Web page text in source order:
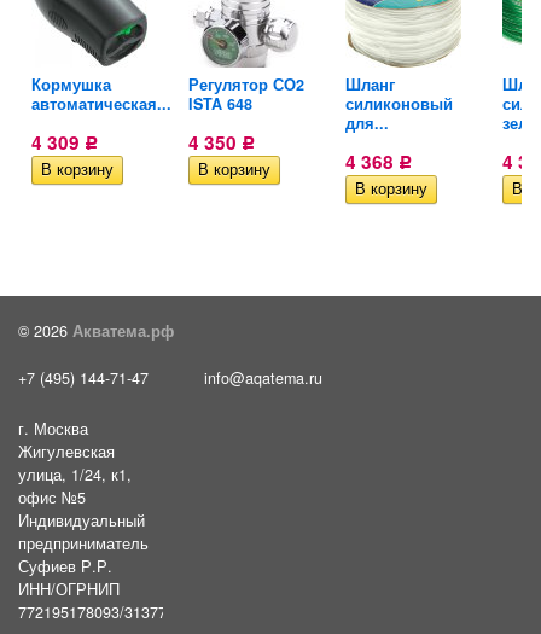
Кормушка
автоматическая...
4 309 Р
Регулятор СО2
ISTA 648
4 350 Р
Шланг
силиконовый
для...
4 368 Р 4
© 2026 Акватема.рф
+7 (495) 144-71-47 info@aqatema.ru
г. Москва
Жигулевская
улица, 1/24, к1,
офис №5
Индивидуальный
предприниматель
Суфиев Р.Р.
ИНН/ОГРНИП
772195178093/31377461610054